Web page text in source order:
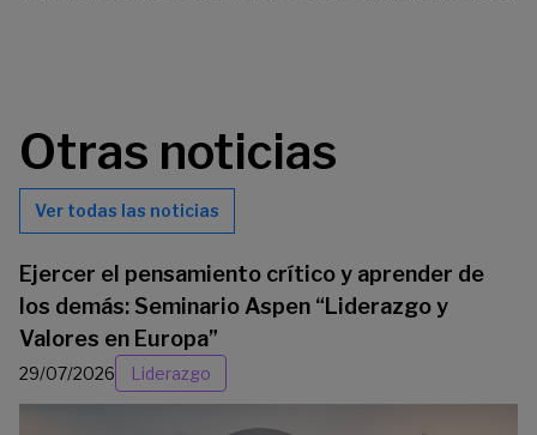
Otras noticias
Ver todas las noticias
Ejercer el pensamiento crítico y aprender de
los demás: Seminario Aspen “Liderazgo y
Valores en Europa”
29/07/2026 Liderazgo